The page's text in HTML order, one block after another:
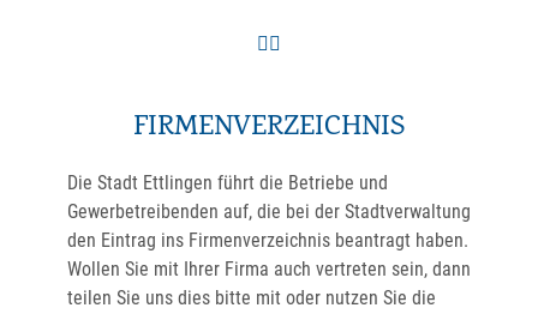
FIRMENVERZEICHNIS
Die Stadt Ettlingen führt die Betriebe und
Gewerbetreibenden auf, die bei der Stadtverwaltung
den Eintrag ins Firmenverzeichnis beantragt haben.
Wollen Sie mit Ihrer Firma auch vertreten sein, dann
teilen Sie uns dies bitte mit oder nutzen Sie die